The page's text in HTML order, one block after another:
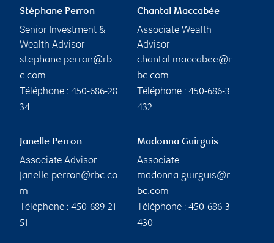
Stéphane Perron
Senior Investment &
Wealth Advisor
stephane.perron@rb
c.com
Téléphone : 450-686-28
34
Chantal Maccabée
Associate Wealth
Advisor
chantal.maccabee@r
bc.com
Téléphone : 450-686-3
432
Janelle Perron
Associate Advisor
janelle.perron@rbc.co
m
Téléphone : 450-689-21
51
Madonna Guirguis
Associate
madonna.guirguis@r
bc.com
Téléphone : 450-686-3
430